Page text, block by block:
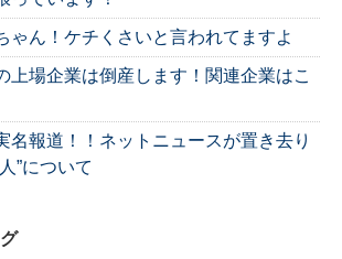
ゃん！ケチくさいと言われてますよ
上場企業は倒産します！関連企業はこ
名報道！！ネットニュースが置き去り
”について